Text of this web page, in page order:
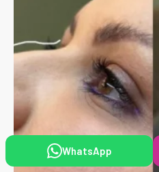
WhatsApp